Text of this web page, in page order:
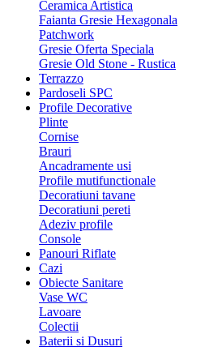
Ceramica Artistica
Faianta Gresie Hexagonala
Patchwork
Gresie Oferta Speciala
Gresie Old Stone - Rustica
Terrazzo
Pardoseli SPC
Profile Decorative
Plinte
Cornise
Brauri
Ancadramente usi
Profile mutifunctionale
Decoratiuni tavane
Decoratiuni pereti
Adeziv profile
Console
Panouri Riflate
Cazi
Obiecte Sanitare
Vase WC
Lavoare
Colectii
Baterii si Dusuri